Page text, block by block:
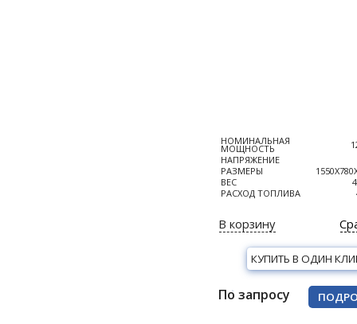
НОМИНАЛЬНАЯ
МОЩНОСТЬ
НАПРЯЖЕНИЕ
РАЗМЕРЫ
ВЕС
РАСХОД ТОПЛИВА
В корзину
КУПИТЬ В ОДИН
По запросу